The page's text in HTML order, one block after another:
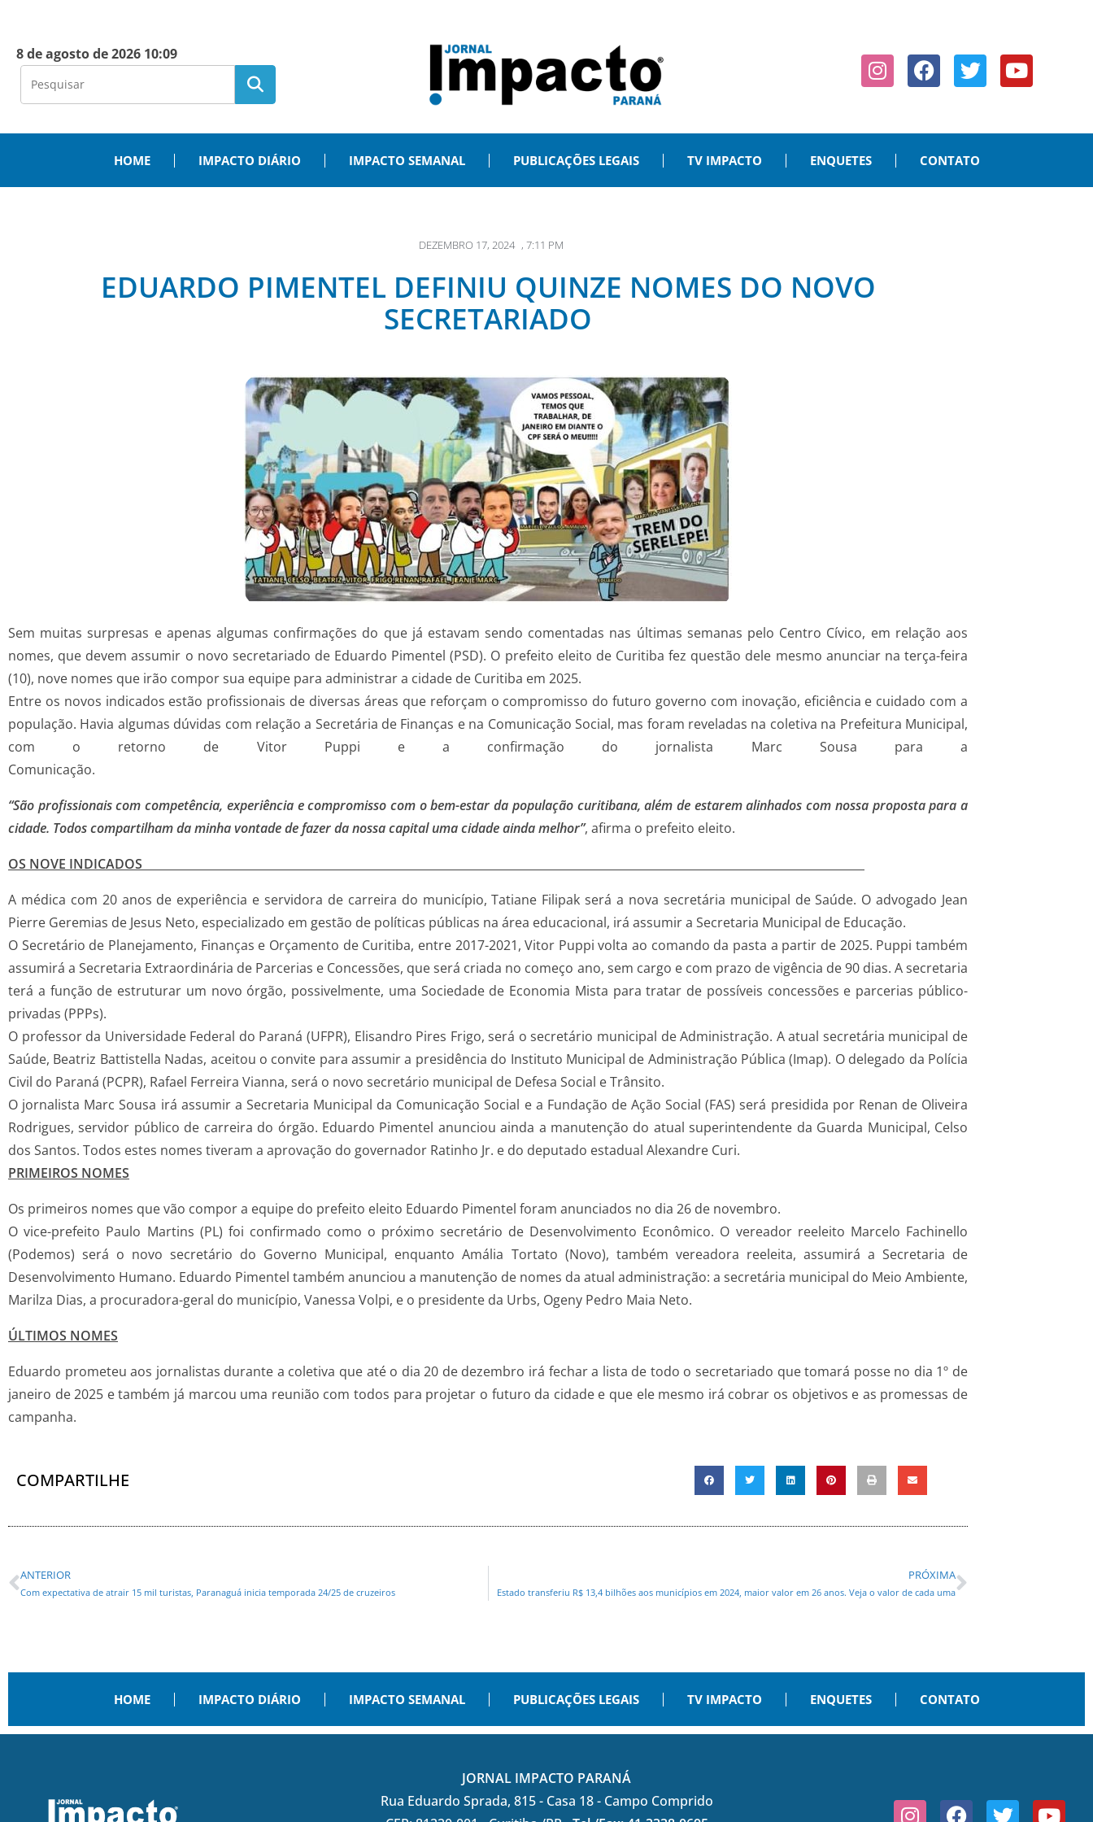
8 de agosto de 2026 10:09
HOME IMPACTO DIÁRIO IMPACTO SEMANAL PUBLICAÇÕES LEGAIS TV IMPACTO ENQUETES CONTATO
DEZEMBRO 17, 2024 , 7:11 PM
EDUARDO PIMENTEL DEFINIU QUINZE NOMES DO NOVO
SECRETARIADO
Sem muitas surpresas e apenas algumas confirmações do que já estavam sendo comentadas nas últimas semanas pelo Centro Cívico, em relação aos
nomes, que devem assumir o novo secretariado de Eduardo Pimentel (PSD). O prefeito eleito de Curitiba fez questão dele mesmo anunciar na terça-feira
(10), nove nomes que irão compor sua equipe para administrar a cidade de Curitiba em 2025.
Entre os novos indicados estão profissionais de diversas áreas que reforçam o compromisso do futuro governo com inovação, eficiência e cuidado com a
população. Havia algumas dúvidas com relação a Secretária de Finanças e na Comunicação Social, mas foram reveladas na coletiva na Prefeitura Municipal,
com o retorno de Vitor Puppi e a confirmação do jornalista Marc Sousa para a
Comunicação.
“São profissionais com competência, experiência e compromisso com o bem-estar da população curitibana, além de estarem alinhados com nossa proposta para a
cidade. Todos compartilham da minha vontade de fazer da nossa capital uma cidade ainda melhor”, afirma o prefeito eleito.
OS NOVE INDICADOS
A médica com 20 anos de experiência e servidora de carreira do município, Tatiane Filipak será a nova secretária municipal de Saúde. O advogado Jean
Pierre Geremias de Jesus Neto, especializado em gestão de políticas públicas na área educacional, irá assumir a Secretaria Municipal de Educação.
O Secretário de Planejamento, Finanças e Orçamento de Curitiba, entre 2017-2021, Vitor Puppi volta ao comando da pasta a partir de 2025. Puppi também
assumirá a Secretaria Extraordinária de Parcerias e Concessões, que será criada no começo ano, sem cargo e com prazo de vigência de 90 dias. A secretaria
terá a função de estruturar um novo órgão, possivelmente, uma Sociedade de Economia Mista para tratar de possíveis concessões e parcerias público-
privadas (PPPs).
O professor da Universidade Federal do Paraná (UFPR), Elisandro Pires Frigo, será o secretário municipal de Administração. A atual secretária municipal de
Saúde, Beatriz Battistella Nadas, aceitou o convite para assumir a presidência do Instituto Municipal de Administração Pública (Imap). O delegado da Polícia
Civil do Paraná (PCPR), Rafael Ferreira Vianna, será o novo secretário municipal de Defesa Social e Trânsito.
O jornalista Marc Sousa irá assumir a Secretaria Municipal da Comunicação Social e a Fundação de Ação Social (FAS) será presidida por Renan de Oliveira
Rodrigues, servidor público de carreira do órgão. Eduardo Pimentel anunciou ainda a manutenção do atual superintendente da Guarda Municipal, Celso
dos Santos. Todos estes nomes tiveram a aprovação do governador Ratinho Jr. e do deputado estadual Alexandre Curi.
PRIMEIROS NOMES
Os primeiros nomes que vão compor a equipe do prefeito eleito Eduardo Pimentel foram anunciados no dia 26 de novembro.
O vice-prefeito Paulo Martins (PL) foi confirmado como o próximo secretário de Desenvolvimento Econômico. O vereador reeleito Marcelo Fachinello
(Podemos) será o novo secretário do Governo Municipal, enquanto Amália Tortato (Novo), também vereadora reeleita, assumirá a Secretaria de
Desenvolvimento Humano. Eduardo Pimentel também anunciou a manutenção de nomes da atual administração: a secretária municipal do Meio Ambiente,
Marilza Dias, a procuradora-geral do município, Vanessa Volpi, e o presidente da Urbs, Ogeny Pedro Maia Neto.
ÚLTIMOS NOMES
Eduardo prometeu aos jornalistas durante a coletiva que até o dia 20 de dezembro irá fechar a lista de todo o secretariado que tomará posse no dia 1º de
janeiro de 2025 e também já marcou uma reunião com todos para projetar o futuro da cidade e que ele mesmo irá cobrar os objetivos e as promessas de
campanha.
COMPARTILHE
ANTERIOR
Com expectativa de atrair 15 mil turistas, Paranaguá inicia temporada 24/25 de cruzeiros
PRÓXIMA
Estado transferiu R$ 13,4 bilhões aos municípios em 2024, maior valor em 26 anos. Veja o valor de cada uma
HOME IMPACTO DIÁRIO IMPACTO SEMANAL PUBLICAÇÕES LEGAIS TV IMPACTO ENQUETES CONTATO
JORNAL IMPACTO PARANÁ
Rua Eduardo Sprada, 815 - Casa 18 - Campo Comprido